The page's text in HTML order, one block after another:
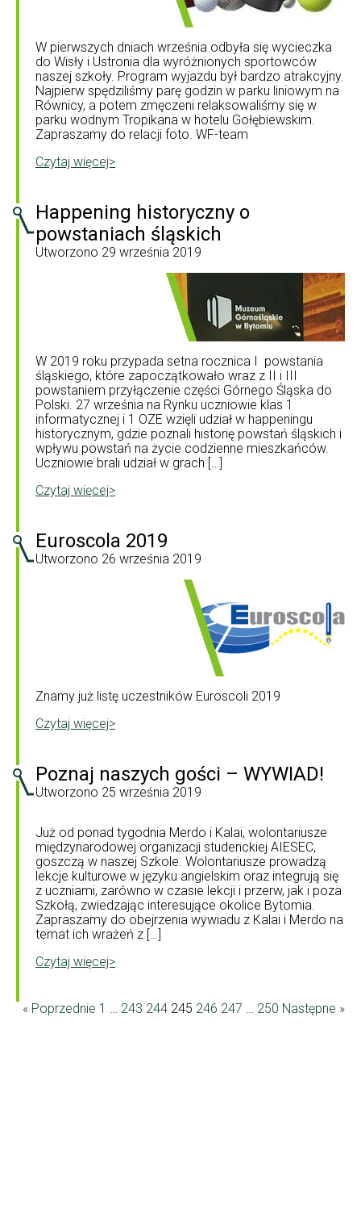
W pierwszych dniach września odbyła się wycieczka
do Wisły i Ustronia dla wyróżnionych sportowców
naszej szkoły. Program wyjazdu był bardzo atrakcyjny.
Najpierw spędziliśmy parę godzin w parku liniowym na
Równicy, a potem zmęczeni relaksowaliśmy się w
parku wodnym Tropikana w hotelu Gołębiewskim.
Zapraszamy do relacji foto. WF-team
Czytaj więcej>
Happening historyczny o
powstaniach śląskich
Utworzono 29 września 2019
W 2019 roku przypada setna rocznica I powstania
śląskiego, które zapoczątkowało wraz z II i III
powstaniem przyłączenie części Górnego Śląska do
Polski. 27 września na Rynku uczniowie klas 1
informatycznej i 1 OZE wzięli udział w happeningu
historycznym, gdzie poznali historię powstań śląskich i
wpływu powstań na życie codzienne mieszkańców.
Uczniowie brali udział w grach […]
Czytaj więcej>
Euroscola 2019
Utworzono 26 września 2019
Znamy już listę uczestników Euroscoli 2019
Czytaj więcej>
Poznaj naszych gości – WYWIAD!
Utworzono 25 września 2019
Już od ponad tygodnia Merdo i Kalai, wolontariusze
międzynarodowej organizacji studenckiej AIESEC,
goszczą w naszej Szkole. Wolontariusze prowadzą
lekcje kulturowe w języku angielskim oraz integrują się
z uczniami, zarówno w czasie lekcji i przerw, jak i poza
Szkołą, zwiedzając interesujące okolice Bytomia.
Zapraszamy do obejrzenia wywiadu z Kalai i Merdo na
temat ich wrażeń z […]
Czytaj więcej>
« Poprzednie 1 … 243 244 245 246 247 … 250 Następne »